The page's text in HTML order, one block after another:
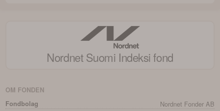
Nordnet Suomi Indeksifond
OM FONDEN
Fondbolag
Nordnet Fonder AB